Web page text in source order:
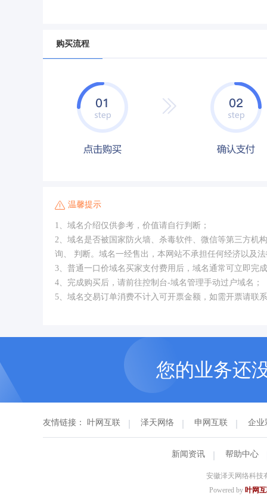
购买流程
温馨提示
1、域名介绍仅供参考，价值请自行判断；
2、域名是否被国家防火墙、杀毒软件、微信等第三方机
询、 判断。域名一经售出，本网站不承担任何经济以及法
3、普通一口价域名买家支付费用后，域名通常可立即完成
4、完成购买后，请前往控制台-域名管理手动过户域名；
5、域名交易订单消费不计入可开票金额，如需开票请联系
您的业务还
友情链接： 叶网互联 泽天网络 申网互联 企业
新闻资讯 帮助中心
安徽泽天网络科技
Powered by 叶网